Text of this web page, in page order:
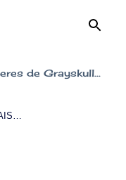
de Grayskull...